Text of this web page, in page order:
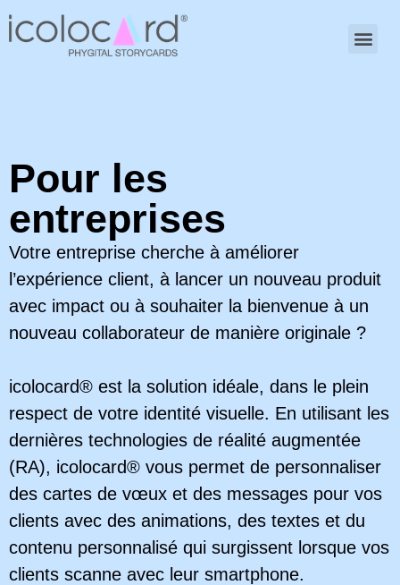
Pour les
entreprises
Votre entreprise cherche à améliorer
l’expérience client, à lancer un nouveau produit
avec impact ou à souhaiter la bienvenue à un
nouveau collaborateur de manière originale ?
icolocard® est la solution idéale, dans le plein
respect de votre identité visuelle. En utilisant les
dernières technologies de réalité augmentée
(RA), icolocard® vous permet de personnaliser
des cartes de vœux et des messages pour vos
clients avec des animations, des textes et du
contenu personnalisé qui surgissent lorsque vos
clients scanne avec leur smartphone.